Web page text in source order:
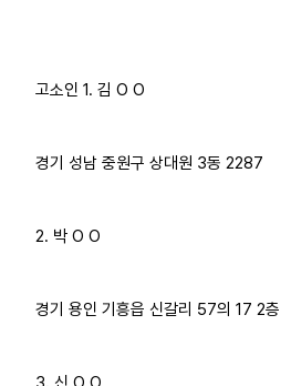
고소인 1. 김 O O
경기 성남 중원구 상대원 3동 2287
2. 박 O O
경기 용인 기흥읍 신갈리 57의 17 2층
부설기관
업무